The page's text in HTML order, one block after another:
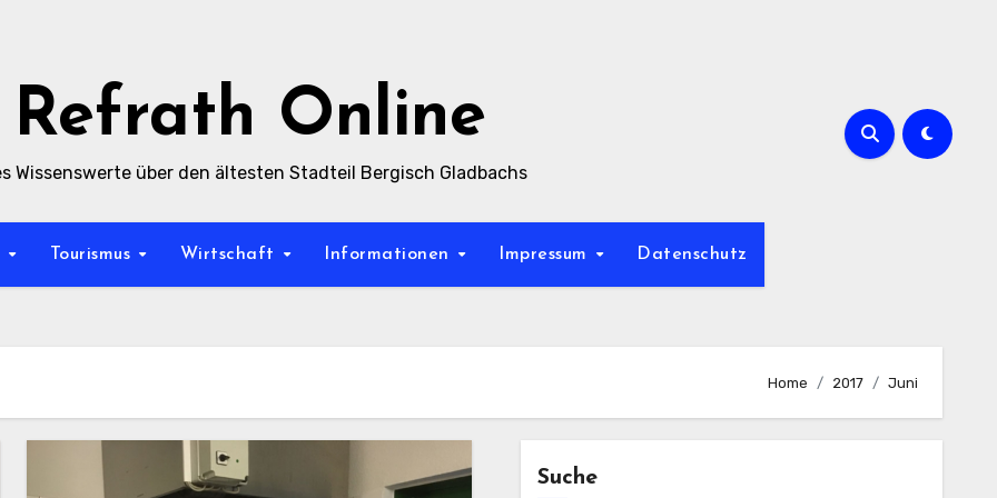
Refrath Online
Wissenswerte über den ältesten Stadteil Bergisch Gladbachs
Tourismus Wirtschaft Informationen Impressum Datenschutz
Home 2017 Juni
Suche